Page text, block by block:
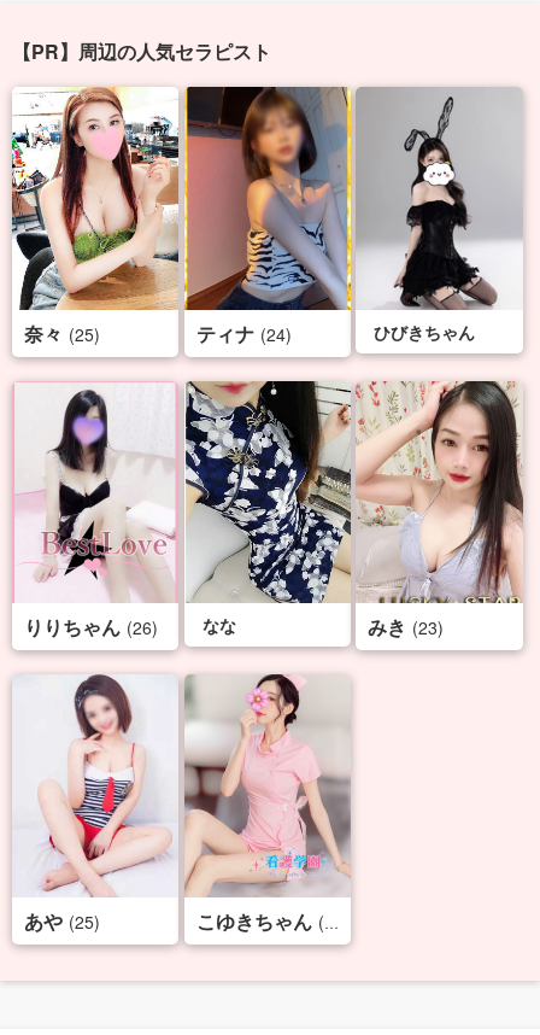
【PR】周辺の人気セラピスト
奈々 (25) ティナ (24) ひびきちゃん
りりちゃん (26) なな みき (23)
あや (25) こゆきちゃん (29)